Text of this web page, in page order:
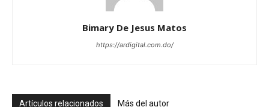
Bimary De Jesus Matos
https://ardigital.com.do/
Artículos relacionados Más del autor